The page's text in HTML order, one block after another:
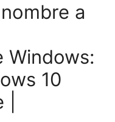
a
Windows:
10